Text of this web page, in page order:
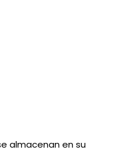
almacenan en su